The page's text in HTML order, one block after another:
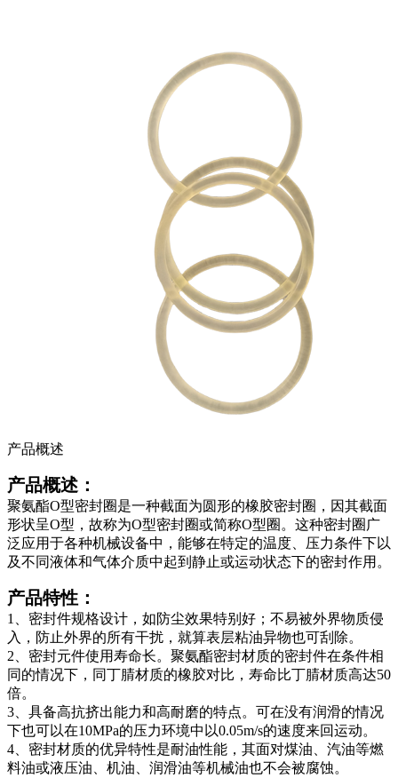
产品概述
产品概述：
聚氨酯O型密封圈是一种截面为圆形的橡胶密封圈，因其截面
形状呈O型，故称为O型密封圈或简称O型圈。这种密封圈广
泛应用于各种机械设备中，能够在特定的温度、压力条件下以
及不同液体和气体介质中起到静止或运动状态下的密封作用。
产品特性：
1、密封件规格设计，如防尘效果特别好；不易被外界物质侵
入，防止外界的所有干扰，就算表层粘油异物也可刮除。
2、密封元件使用寿命长。聚氨酯密封材质的密封件在条件相
同的情况下，同丁腈材质的橡胶对比，寿命比丁腈材质高达50
倍。
3、具备高抗挤出能力和高耐磨的特点。可在没有润滑的情况
下也可以在10MPa的压力环境中以0.05m/s的速度来回运动。
4、密封材质的优异特性是耐油性能，其面对煤油、汽油等燃
料油或液压油、机油、润滑油等机械油也不会被腐蚀。